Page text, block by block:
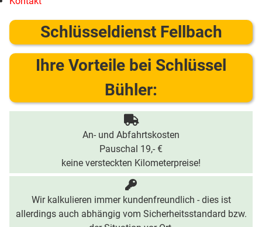
Schlüsseldienst Fellbach
Ihre Vorteile bei Schlüssel
Bühler:
An- und Abfahrtskosten
Pauschal 19,- €
keine versteckten Kilometerpreise!
Wir kalkulieren immer kundenfreundlich - dies ist
allerdings auch abhängig vom Sicherheitsstandard bzw.